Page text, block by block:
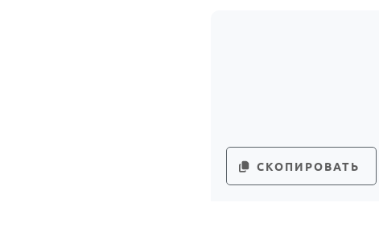
СКОПИРОВАТЬ